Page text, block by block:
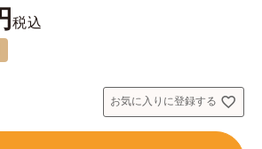
税込
お気に入りに登録する